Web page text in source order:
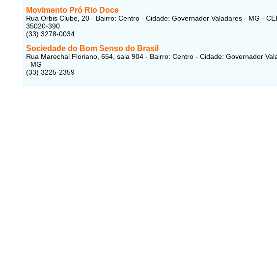
Movimento Pró Rio Doce
Rua Orbis Clube, 20 - Bairro: Centro - Cidade: Governador Valadares - MG -
35020-390
(33) 3278-0034
Sociedade do Bom Senso do Brasil
Rua Marechal Floriano, 654, sala 904 - Bairro: Centro - Cidade: Governador
- MG
(33) 3225-2359